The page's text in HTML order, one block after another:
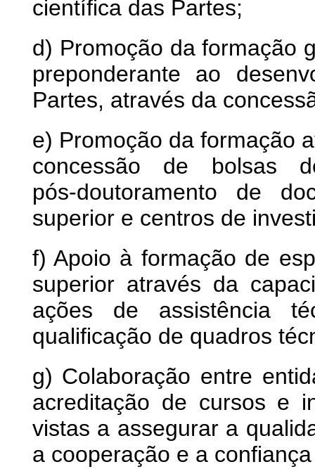
científica das Partes;
d) Promoção da formação
preponderante ao
Partes, através da
e) Promoção da formação
concessão de bolsas
pós‑doutoramento de
superior e centros de
f) Apoio à formação de
superior através da
ações de assistência
qualificação de quadros
g) Colaboração entre
acreditação de cursos e
vistas a assegurar a
a cooperação e a